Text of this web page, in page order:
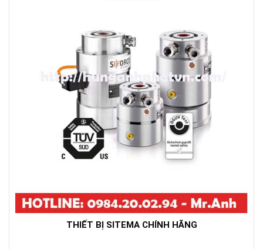
THIẾT BỊ SITEMA CHÍNH HÃNG